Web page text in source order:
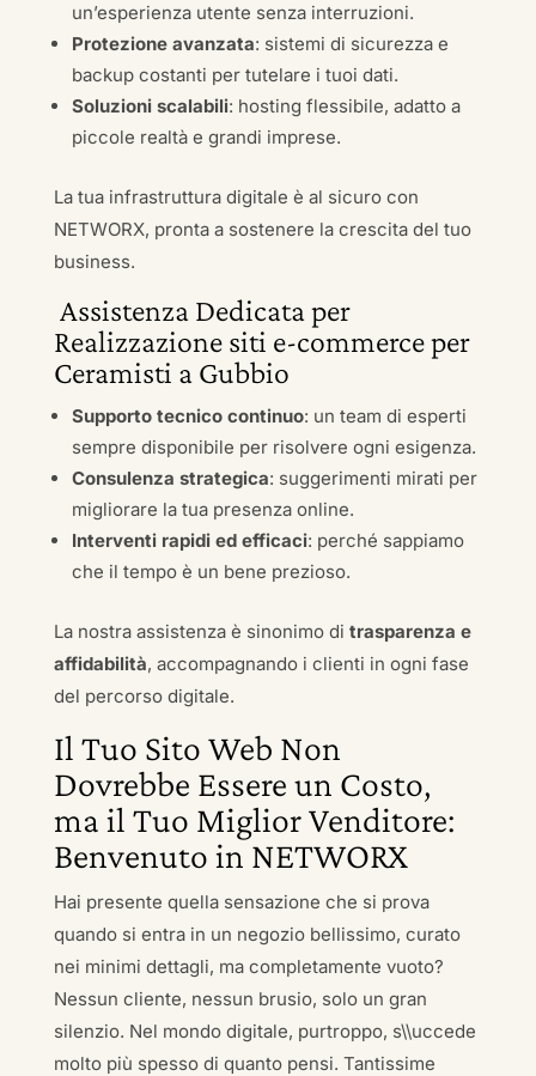
un’esperienza utente senza interruzioni.
Protezione avanzata: sistemi di sicurezza e
backup costanti per tutelare i tuoi dati.
Soluzioni scalabili: hosting flessibile, adatto a
piccole realtà e grandi imprese.
La tua infrastruttura digitale è al sicuro con
NETWORX, pronta a sostenere la crescita del tuo
business.
Assistenza Dedicata per
Realizzazione siti e-commerce per
Ceramisti a Gubbio
Supporto tecnico continuo: un team di esperti
sempre disponibile per risolvere ogni esigenza.
Consulenza strategica: suggerimenti mirati per
migliorare la tua presenza online.
Interventi rapidi ed efficaci: perché sappiamo
che il tempo è un bene prezioso.
La nostra assistenza è sinonimo di trasparenza e
affidabilità, accompagnando i clienti in ogni fase
del percorso digitale.
Il Tuo Sito Web Non
Dovrebbe Essere un Costo,
ma il Tuo Miglior Venditore:
Benvenuto in NETWORX
Hai presente quella sensazione che si prova
quando si entra in un negozio bellissimo, curato
nei minimi dettagli, ma completamente vuoto?
Nessun cliente, nessun brusio, solo un gran
silenzio. Nel mondo digitale, purtroppo, s\\uccede
molto più spesso di quanto pensi. Tantissime